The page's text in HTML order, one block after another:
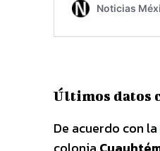
Últimos datos
De acuerdo con la